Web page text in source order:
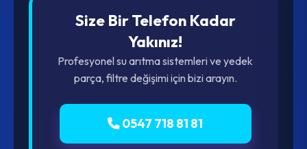
Size Bir Telefon Kadar
Yakınız!
Profesyonel su arıtma sistemleri ve yedek
parça, filtre değişimi için bizi arayın.
0547 718 81 81